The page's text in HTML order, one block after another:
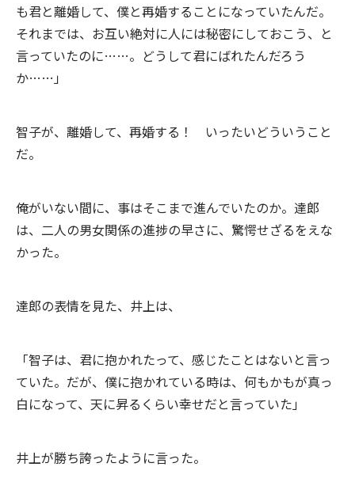
も君と離婚して、僕と再婚することになっていたんだ。
それまでは、お互い絶対に人には秘密にしておこう、と
言っていたのに……。どうして君にばれたんだろう
か……」
智子が、離婚して、再婚する！ いったいどういうこと
だ。
俺がいない間に、事はそこまで進んでいたのか。達郎
は、二人の男女関係の進捗の早さに、驚愕せざるをえな
かった。
達郎の表情を見た、井上は、
「智子は、君に抱かれたって、感じたことはないと言っ
ていた。だが、僕に抱かれている時は、何もかもが真っ
白になって、天に昇るくらい幸せだと言っていた」
井上が勝ち誇ったように言った。